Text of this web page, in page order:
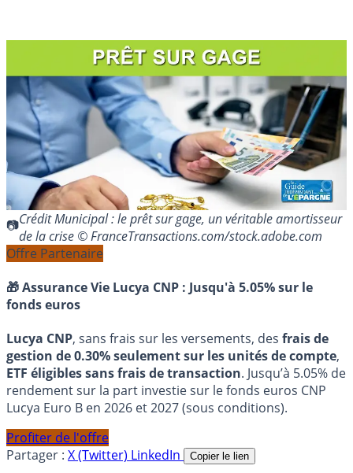
Crédit Municipal : le prêt sur gage, un véritable amortisseur
de la crise © FranceTransactions.com/stock.adobe.com
Offre Partenaire
🎁 Assurance Vie Lucya CNP : Jusqu'à 5.05% sur le
fonds euros
Lucya CNP, sans frais sur les versements, des frais de
gestion de 0.30% seulement sur les unités de compte,
ETF éligibles sans frais de transaction. Jusqu’à 5.05% de
rendement sur la part investie sur le fonds euros CNP
Lucya Euro B en 2026 et 2027 (sous conditions).
Profiter de l'offre
Partager : X (Twitter) LinkedIn Copier le lien